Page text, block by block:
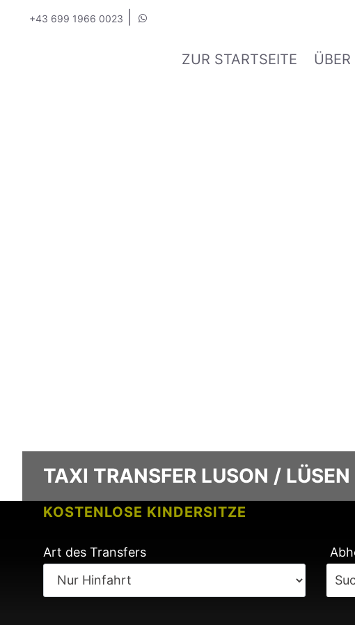
+43 699 1966 0023
ZUR STARTSEITE
KOSTENLOSE KINDERSITZE
KEINE GEBÜHREN BEI FLUGVERSPÄTUNG
TAXI TRANSFER LUSON /
Art des Transfers